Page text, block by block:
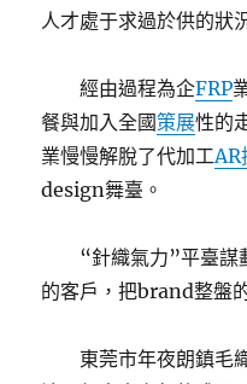
人才處于求過於供的狀
經由過程為企FRP
餐與加入全國策展性的
業慢慢解脫了代加工AR
design舞臺。
“針織氣力”平臺謀
的客戶，把brand整盤
東莞市年夜朗鎮毛